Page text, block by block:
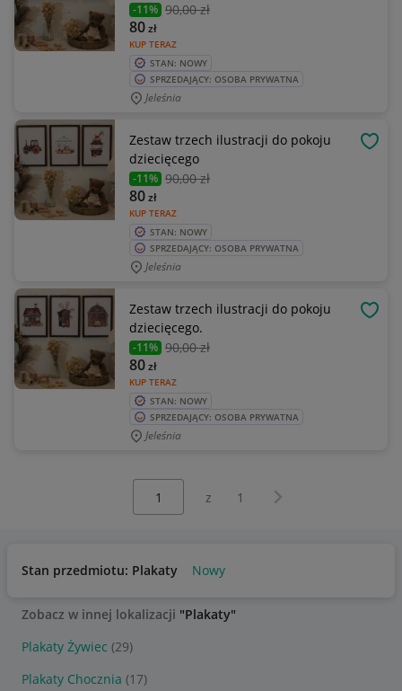
-11% 90,00 zł
KUP TERAZ
80zł
STAN: NOWY
SPRZEDAJĄCY: OSOBA PRYWATNA
Jeleśnia
Zestaw trzech ilustracji do pokoju
dziecięcego
-11% 90,00 zł
KUP TERAZ
80zł
STAN: NOWY
SPRZEDAJĄCY: OSOBA PRYWATNA
Jeleśnia
Zestaw trzech ilustracji do pokoju
dziecięcego.
-11% 90,00 zł
KUP TERAZ
80zł
STAN: NOWY
SPRZEDAJĄCY: OSOBA PRYWATNA
Jeleśnia
z 1 Następna strona
Stan przedmiotu: Plakaty Nowy
Zobacz w innej lokalizacji "Plakaty"
Plakaty Żywiec (29)
Plakaty Chocznia (17)